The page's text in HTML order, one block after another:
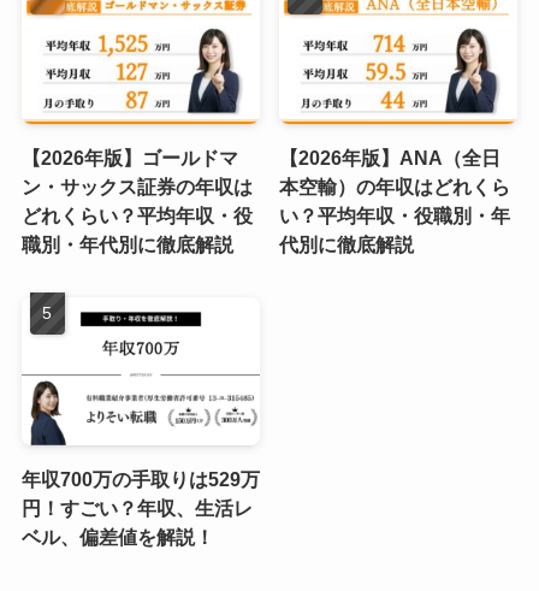
【2026年版】ゴールドマ
ン・サックス証券の年収は
どれくらい？平均年収・役
職別・年代別に徹底解説
【2026年版】ANA（全日
本空輸）の年収はどれくら
い？平均年収・役職別・年
代別に徹底解説
年収700万の手取りは529万
円！すごい？年収、生活レ
ベル、偏差値を解説！